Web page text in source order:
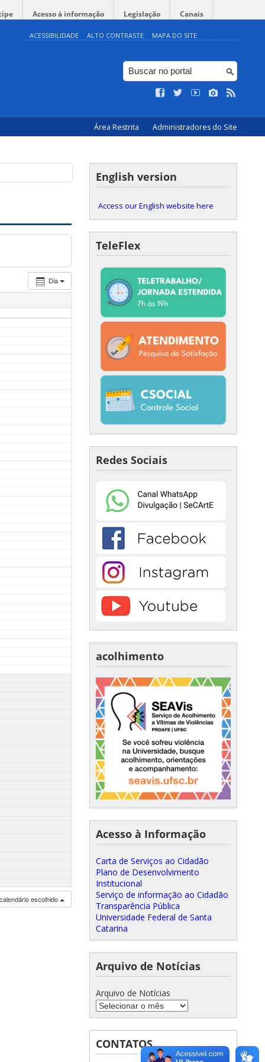
Acesso à informação Legislação Canais
ACESSIBILIDADE ALTO CONTRASTE MAPA DO SITE
Área Restrita Administradores do Site
Dia
escolhido
English version
Access our English website here
TeleFlex
Redes Sociais
acolhimento
Acesso à Informação
Carta de Serviços ao Cidadão
Plano de Desenvolvimento
Institucional
Serviço de informação ao Cidadão
Transparência Pública
Universidade Federal de Santa
Catarina
Arquivo de Notícias
Arquivo de Notícias
CONTATOS